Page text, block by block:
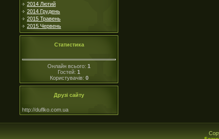
2014 Лютий
2014 Грудень
2015 Травень
2015 Червень
Статистика
Онлайн всього: 1
Гостей: 1
Користувачів: 0
Друзі сайту
http://duflko.com.ua